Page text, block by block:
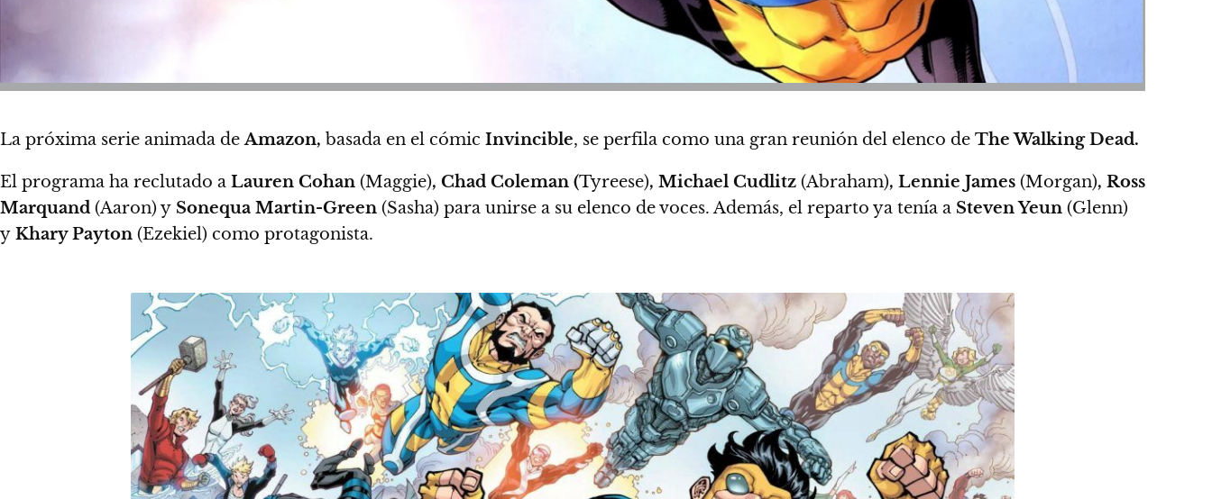
La próxima serie animada deAmazon, basada en el cómic Invincible, se perfila como una gran reunión del elenco de The Walking Dead.
El programa ha reclutado a Lauren Cohan (Maggie), Chad Coleman (Tyreese), Michael Cudlitz (Abraham), Lennie James (Morgan), Ross
Marquand (Aaron) y Sonequa Martin-Green (Sasha) para unirse a su elenco de voces. Además, el reparto ya tenía a Steven Yeun (Glenn)
y Khary Payton (Ezekiel) como protagonista.